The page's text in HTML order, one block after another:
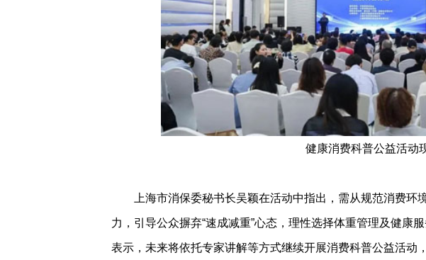
健康消费科普公益活动
上海市消保委秘书长吴颖在活动中指出，需从规范消费环
力，引导公众摒弃“速成减重”心态，理性选择体重管理及健康
表示，未来将依托专家讲解等方式继续开展消费科普公益活动